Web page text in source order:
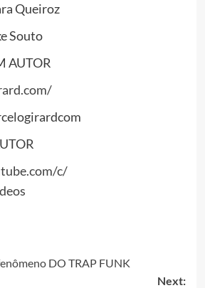
Queiroz
Souto
AUTOR
c/
DO TRAP FUNK
Next: